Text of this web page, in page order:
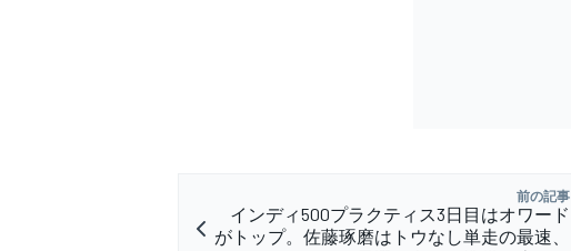
前の記事
インディ500プラクティス3日目はオワード
がトップ。佐藤琢磨はトウなし単走の最速、